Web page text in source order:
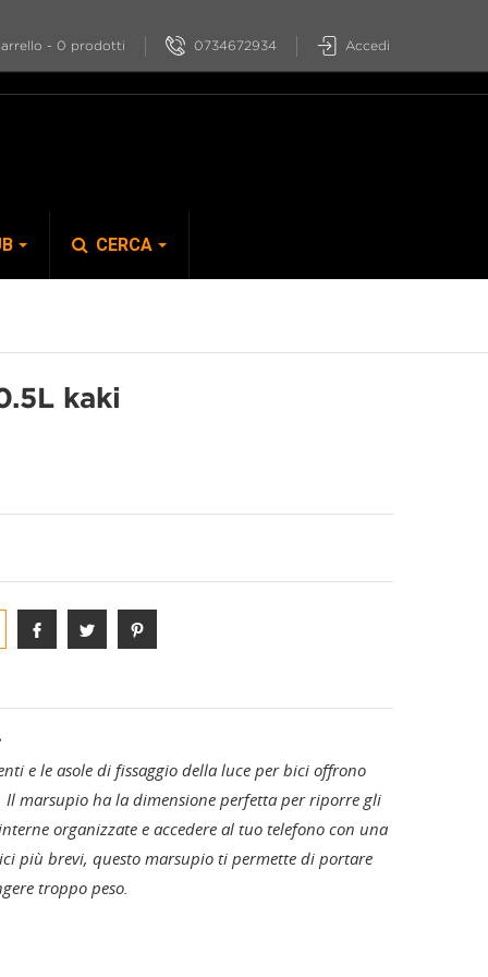
- 0 prodotti 0734672934 Accedi
CERCA
kaki
e le asole di fissaggio della luce per bici offrono
marsupio ha la dimensione perfetta per riporre gli
organizzate e accedere al tuo telefono con una
più brevi, questo marsupio ti permette di portare
troppo peso.